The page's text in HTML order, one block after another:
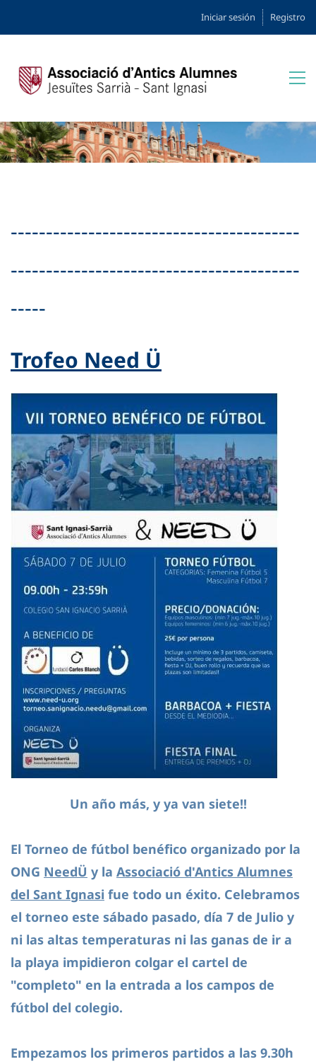
Iniciar sesión Registro
-----------------------------------------
-----------------------------------------
-----
Trofeo Need Ü
Un año más, y ya van siete!!
El Torneo de fútbol benéfico organizado por la
ONG NeedÜ y la Associació d'Antics Alumnes
del Sant Ignasi fue todo un éxito. Celebramos
el torneo este sábado pasado, día 7 de Julio y
ni las altas temperaturas ni las ganas de ir a
la playa impidieron colgar el cartel de
"completo" en la entrada a los campos de
fútbol del colegio.
Empezamos los primeros partidos a las 9.30h